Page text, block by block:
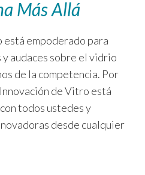
Más Allá
empoderado para
audaces sobre el vidrio
de la competencia. Por
de Vitro está
todos ustedes y
desde cualquier